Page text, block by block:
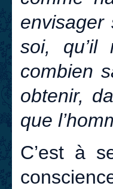
envisager
soi, qu’il
combien
obtenir,
que
C’est à